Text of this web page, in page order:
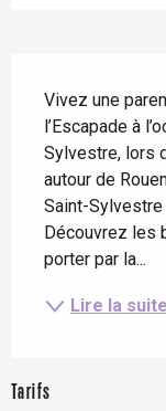
Vivez une
l’Escapade à
Sylvestre, lors
autour de
Saint-
Découvrez les
porter par la...
Lire la suite
Tarifs